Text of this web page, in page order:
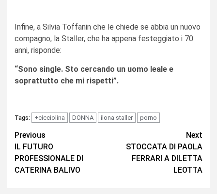
Infine, a Silvia Toffanin che le chiede se abbia un nuovo
compagno, la Staller, che ha appena festeggiato i 70
anni, risponde:
“Sono single. Sto cercando un uomo leale e
soprattutto che mi rispetti”.
Tags: +cicciolina DONNA ilona staller porno
Continue
Reading
Previous
IL FUTURO
PROFESSIONALE DI
CATERINA BALIVO
Next
STOCCATA DI PAOLA
FERRARI A DILETTA
LEOTTA